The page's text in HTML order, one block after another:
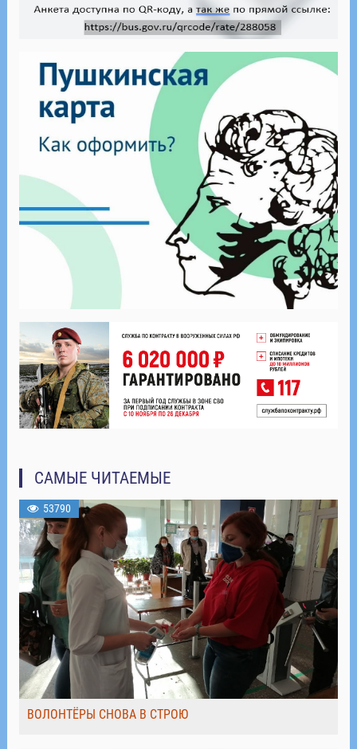
САМЫЕ ЧИТАЕМЫЕ
53790
ВОЛОНТЁРЫ СНОВА В СТРОЮ